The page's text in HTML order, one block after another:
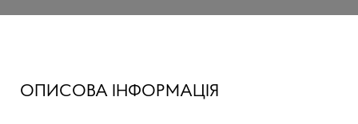
ОПИСОВА ІНФОРМАЦІЯ